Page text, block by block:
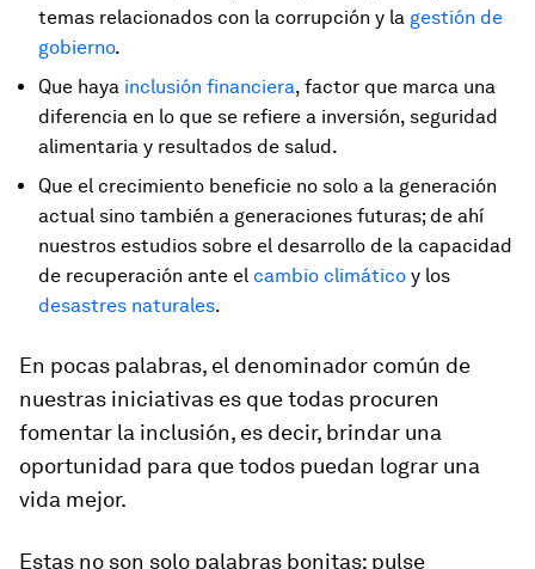
temas relacionados con la corrupción y la gestión de
gobierno.
Que haya inclusión financiera, factor que marca una
diferencia en lo que se refiere a inversión, seguridad
alimentaria y resultados de salud.
Que el crecimiento beneficie no solo a la generación
actual sino también a generaciones futuras; de ahí
nuestros estudios sobre el desarrollo de la capacidad
de recuperación ante el cambio climático y los
desastres naturales.
En pocas palabras, el denominador común de
nuestras iniciativas es que todas procuren
fomentar la inclusión, es decir, brindar una
oportunidad para que todos puedan lograr una
vida mejor.
Estas no son solo palabras bonitas; pulse